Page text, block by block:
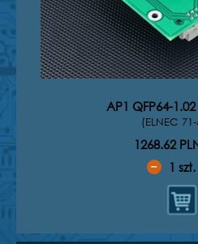
AP1 QFP64-1.02
(ELNEC
1268.62
1 szt.
➖